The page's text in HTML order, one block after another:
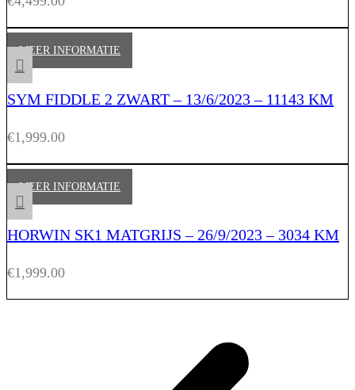
MEER INFORMATIE
SYM FIDDLE 2 ZWART – 13/6/2023 – 11143 KM
€1,999.00
MEER INFORMATIE
HORWIN SK1 MATGRIJS – 26/9/2023 – 3034 KM
€1,999.00